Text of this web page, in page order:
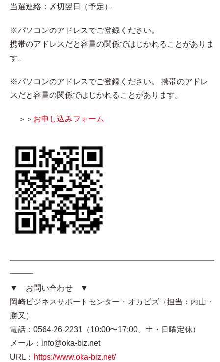
当選連絡：〆切翌日（予定）
※パソコンのアドレスでご登録ください。
携帯のアドレスだと容量の関係ではじかれることがありま
す。
※パソコンのアドレスでご登録ください。 携帯のアドレ
スだと容量の関係ではじかれることがあります。
＞＞ お申し込みフォーム
━━━━━━━━━━━━━━━━━━━━━━━━━━
━━━
▼ お問い合わせ ▼
岡崎ビジネスサポートセンター・オカビズ（担当：内山・
勝又）
電話：0564-26-2231（10:00〜17:00、土・日曜定休）
メール：info@oka-biz.net
URL： https://www.oka-biz.net/